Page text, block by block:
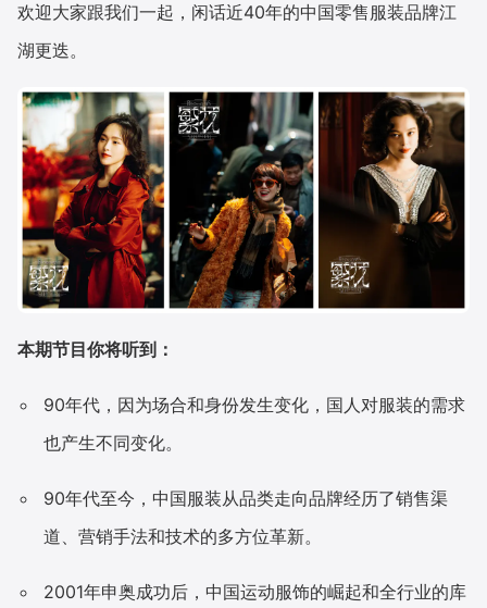
入驻有赞 认证代理商
有赞云 数据通服务
欢迎大家跟我们一起，闲话近40年的中国零售服装品牌江
湖更迭。
本期节目你将听到：
90年代，因为场合和身份发生变化，国人对服装的需求
也产生不同变化。
90年代至今，中国服装从品类走向品牌经历了销售渠
道、营销手法和技术的多方位革新。
2001年申奥成功后，中国运动服饰的崛起和全行业的库